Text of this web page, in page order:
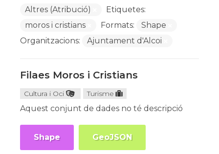
Altres (Atribució)
Etiquetes:
moros i cristians
Formats:
Shape
Organitzacions:
Ajuntament d'Alcoi
Filaes Moros i Cristians
Cultura i Oci Turisme
Aquest conjunt de dades no té descripció
Shape GeoJSON